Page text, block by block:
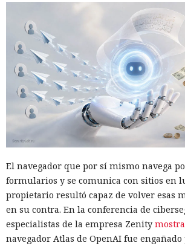
El navegador que por sí mismo navega
formularios y se comunica con sitios en
propietario resultó capaz de volver esas
en su contra. En la conferencia de
especialistas de la empresa Zenity
navegador Atlas de OpenAI fue